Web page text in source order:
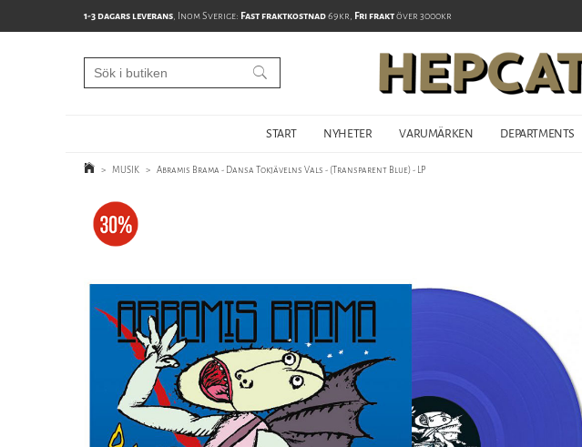
1-3 dagars leverans, Inom Sverige: Fast fraktkostnad69kr, Fri fraktöver 3000kr
START NYHETER VARUMÄRKEN DEPARTMENTS
> MUSIK > Abramis Brama - Dansa Tokjävelns Vals - (Transparent Blue) - LP